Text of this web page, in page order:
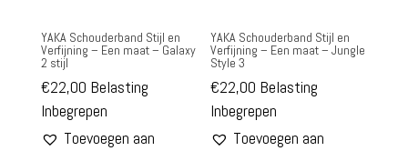
YAKA Schouderband Stijl en
Verfijning – Een maat – Galaxy
2 stijl
€22,00 Belasting
Inbegrepen
Toevoegen aan
YAKA Schouderband Stijl en
Verfijning – Een maat – Jungle
Style 3
€22,00 Belasting
Inbegrepen
Toevoegen aan